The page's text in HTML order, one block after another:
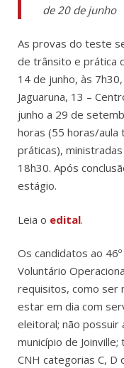
de 20 de junho
As provas do teste
de trânsito e prática
14 de junho, às
Jaguaruna, 13 –
junho a 29 de
horas (55 horas/aula
práticas),
18h30. Após
estágio.
Leia o edital.
Os candidatos ao
Voluntário
requisitos, como ser
estar em dia com
eleitoral; não possuir
município de
CNH categorias C, D